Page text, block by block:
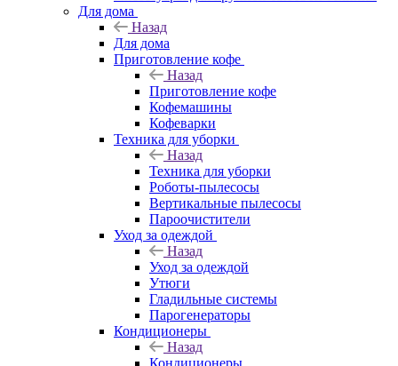
Для дома
Назад
Для дома
Приготовление кофе
Назад
Приготовление кофе
Кофемашины
Кофеварки
Техника для уборки
Назад
Техника для уборки
Роботы-пылесосы
Вертикальные пылесосы
Пароочистители
Уход за одеждой
Назад
Уход за одеждой
Утюги
Гладильные системы
Парогенераторы
Кондиционеры
Назад
Кондиционеры